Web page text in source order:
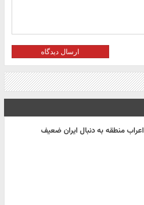
ارسال دیدگاه
اعراب منطقه به دنبال ایران ضعیف